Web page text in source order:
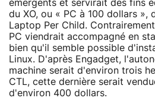
émergents et servirait des fins
du XO, ou « PC à 100 dollars »,
Laptop Per Child.
PC viendrait accompagné en
bien qu'il semble possible
Linux. D'après Engadget,
machine serait d'environ trois
CTL, cette dernière serait
d'environ 400 dollars.